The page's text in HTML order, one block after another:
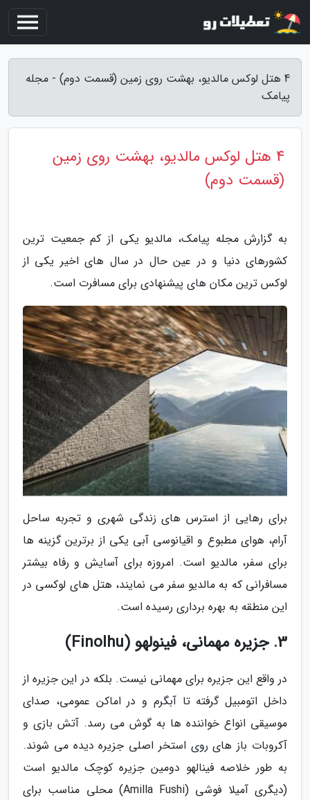
4 هتل لوکس مالدیو، بهشت روی زمین (قسمت دوم) - مجله
پیامک
4 هتل لوکس مالدیو، بهشت روی زمین
(قسمت دوم)
به گزارش مجله پیامک، مالدیو یکی از کم جمعیت ترین
کشورهای دنیا و در عین حال در سال های اخیر یکی از
لوکس ترین مکان های پیشنهادی برای مسافرت است.
برای رهایی از استرس های زندگی شهری و تجربه ساحل
آرام، هوای مطبوع و اقیانوسی آبی یکی از برترین گزینه ها
برای سفر، مالدیو است. امروزه برای آسایش و رفاه بیشتر
مسافرانی که به مالدیو سفر می نمایند، هتل های لوکسی در
این منطقه به بهره برداری رسیده است.
3. جزیره مهمانی، فینولهو (Finolhu)
در واقع این جزیره برای مهمانی نیست. بلکه در این جزیره از
داخل اتومبیل گرفته تا آبگرم و در اماکن عمومی، صدای
موسیقی انواع خواننده ها به گوش می رسد. آتش بازی و
آکروبات باز های روی استخر اصلی جزیره دیده می شوند.
به طور خلاصه فینالهو دومین جزیره کوچک مالدیو است
(دیگری آمیلا فوشی (Amilla Fushi) محلی مناسب برای